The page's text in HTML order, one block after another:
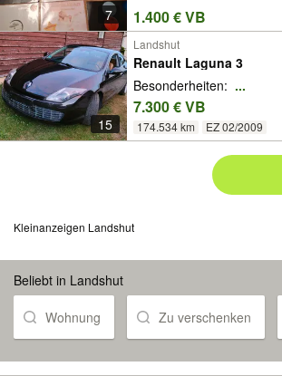
7 1.400 € VB
15
Landshut
Renault Laguna 3
Besonderheiten: ...
7.300 € VB
174.534 km EZ 02/2009
Kleinanzeigen Landshut
Beliebt in Landshut
Wohnung Zu verschenken